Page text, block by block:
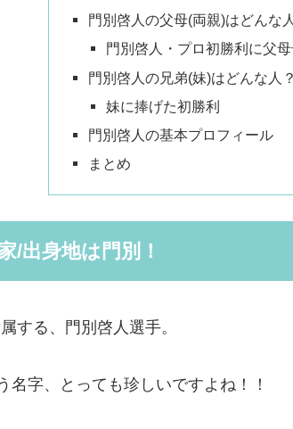
門別啓人の父母(両親)はどんな
門別啓人・プロ初勝利に父母
門別啓人の兄弟(妹)はどんな人？
妹に捧げた初勝利
門別啓人の基本プロフィール
まとめ
/出身地は門別！
する、門別啓人選手。
名字、とっても珍しいですよね！！